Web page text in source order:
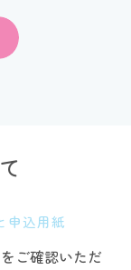
申込用紙
ご確認いただ